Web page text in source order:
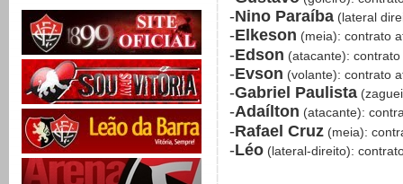
-Nino Paraíba (lateral
-Elkeson (meia): contrato
-Edson (atacante):
-Evson (volante): contrato
-Gabriel Paulista
-Adaílton (atacante):
-Rafael Cruz (meia):
-Léo (lateral-direito):